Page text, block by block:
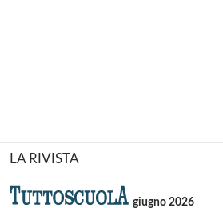
LA RIVISTA
giugno 2026